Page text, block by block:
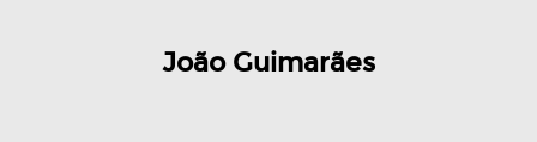
João Guimarães